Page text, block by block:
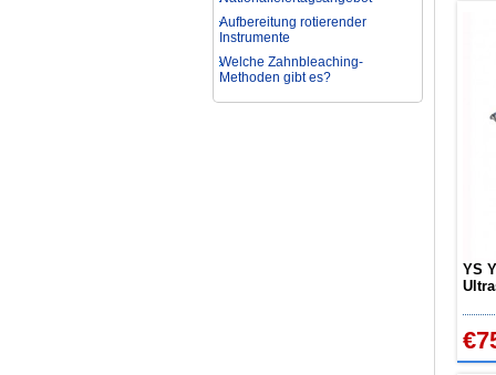
Welche Zahnbleaching-
Was ist bei der Aufbereitung von
beachten?
YS